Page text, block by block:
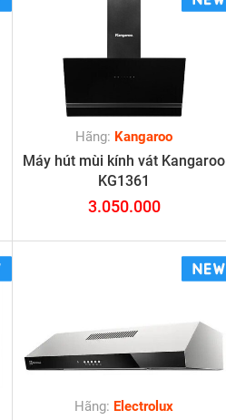
Hãng: Kangaroo
Máy hút mùi kính vát Kangaroo
KG1361
3.050.000
Hãng: Electrolux